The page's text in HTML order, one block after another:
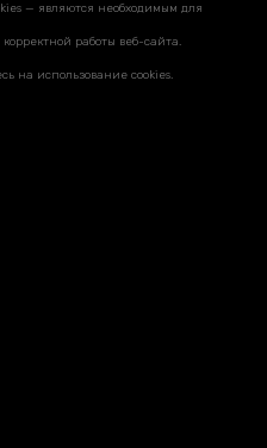
— являются необходимым для
работы веб-сайта.
на использование cookies.